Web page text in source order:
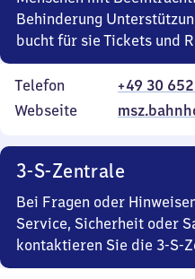
Behinderung
bucht für sie Tickets und
Telefon
+49 30
Webseite
3-S-Zentrale
Bei Fragen oder
Service, Sicherheit oder
kontaktieren Sie die 3-S-